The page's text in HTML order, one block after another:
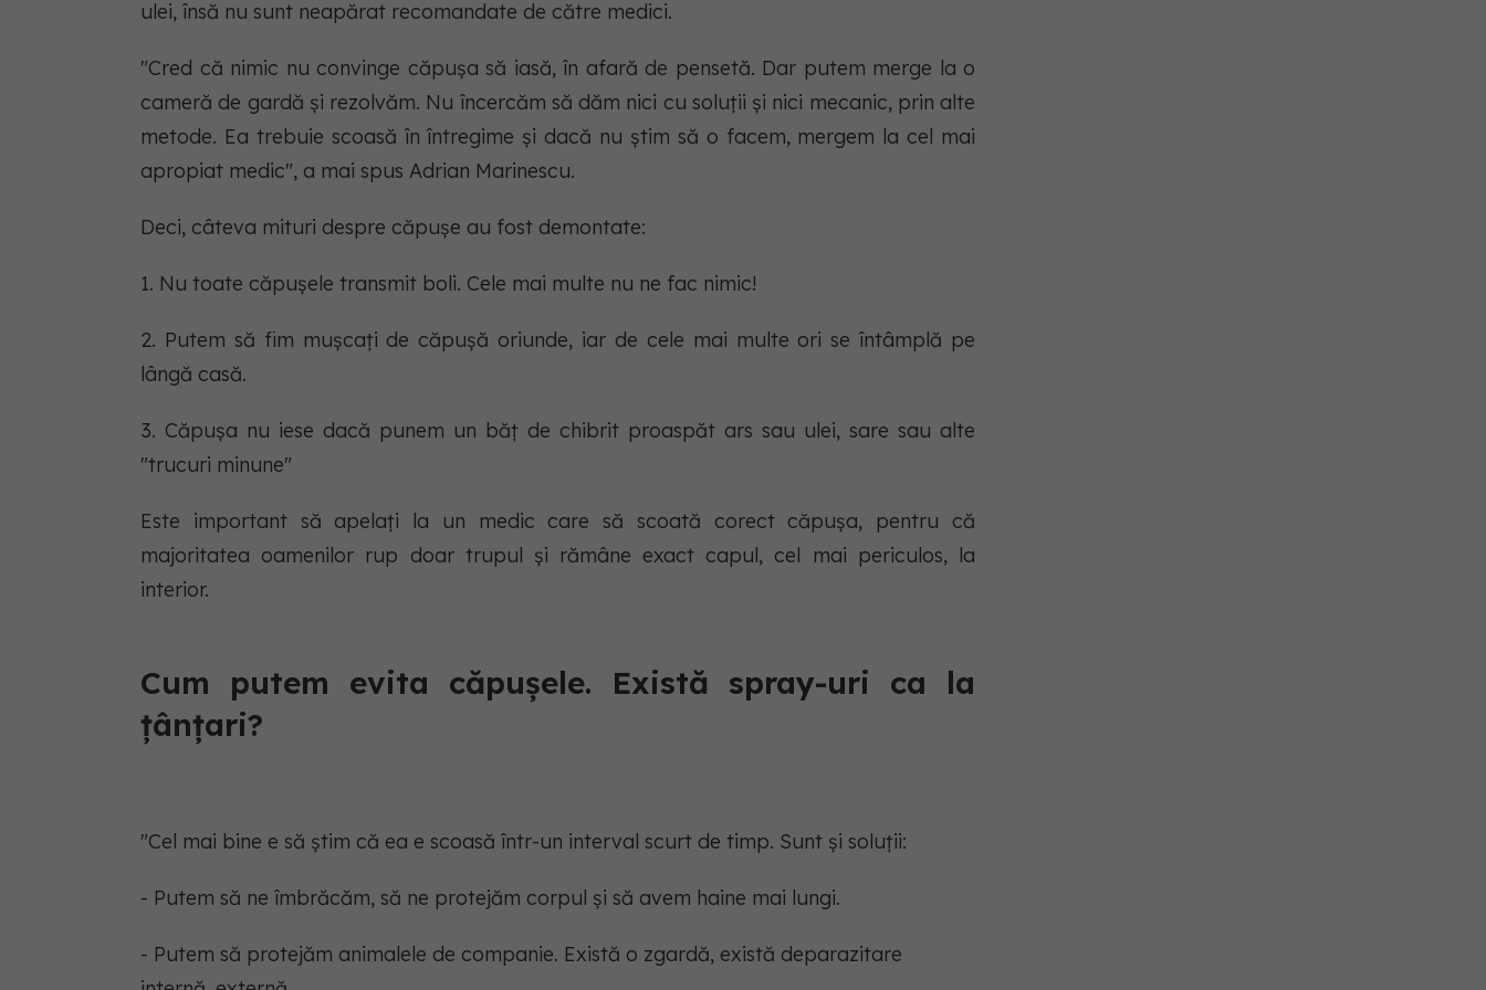
ulei, însă nu sunt neapărat recomandate de către medici.
"Cred că nimic nu convinge căpușa să iasă, în afară de pensetă. Dar putem merge la o
cameră de gardă și rezolvăm. Nu încercăm să dăm nici cu soluții și nici mecanic, prin alte
metode. Ea trebuie scoasă în întregime și dacă nu știm să o facem, mergem la cel mai
apropiat medic", a mai spus Adrian Marinescu.
Deci, câteva mituri despre căpușe au fost demontate:
1. Nu toate căpușele transmit boli. Cele mai multe nu ne fac nimic!
2. Putem să fim mușcați de căpușă oriunde, iar de cele mai multe ori se întâmplă pe
lângă casă.
3. Căpușa nu iese dacă punem un băț de chibrit proaspăt ars sau ulei, sare sau alte
"trucuri minune"
Este important să apelați la un medic care să scoată corect căpușa, pentru că
majoritatea oamenilor rup doar trupul și rămâne exact capul, cel mai periculos, la
interior.
Cum putem evita căpușele. Există spray-uri ca la
țânțari?
"Cel mai bine e să știm că ea e scoasă într-un interval scurt de timp. Sunt și soluții:
- Putem să ne îmbrăcăm, să ne protejăm corpul și să avem haine mai lungi.
- Putem să protejăm animalele de companie. Există o zgardă, există deparazitare